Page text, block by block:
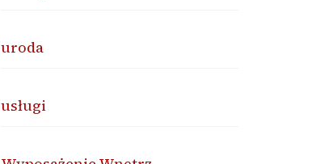
uroda
usługi